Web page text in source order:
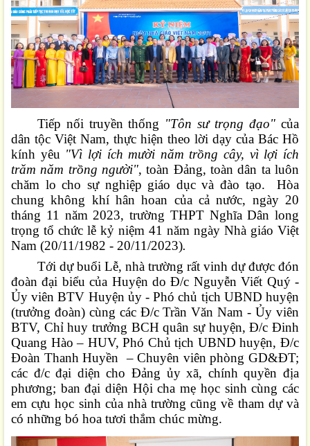
Tiếp nối truyền thống "Tôn sư trọng đạo" của
dân tộc Việt Nam, thực hiện theo lời dạy của Bác Hồ
kính yêu "Vì lợi ích mười năm trồng cây, vì lợi ích
trăm năm trồng người", toàn Đảng, toàn dân ta luôn
chăm lo cho sự nghiệp giáo dục và đào tạo. Hòa
chung không khí hân hoan của cả nước, ngày 20
tháng 11 năm 2023, trường THPT Nghĩa Dân long
trọng tổ chức lễ kỷ niệm 41 năm ngày Nhà giáo Việt
Nam (20/11/1982 - 20/11/2023).
Tới dự buổi Lễ, nhà trường rất vinh dự được đón
đoàn đại biểu của Huyện do Đ/c Nguyễn Viết Quý -
Ủy viên BTV Huyện ủy - Phó chủ tịch UBND huyện
(trưởng đoàn) cùng các Đ/c Trần Văn Nam - Ủy viên
BTV, Chỉ huy trưởng BCH quân sự huyện, Đ/c Đinh
Quang Hào – HUV, Phó Chủ tịch UBND huyện, Đ/c
Đoàn Thanh Huyền – Chuyên viên phòng GD&ĐT;
các đ/c đại diện cho Đảng ủy xã, chính quyền địa
phương; ban đại diện Hội cha mẹ học sinh cùng các
em cựu học sinh của nhà trường cũng về tham dự và
có những bó hoa tươi thắm chúc mừng.